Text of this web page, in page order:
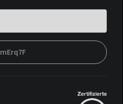
mErq7F